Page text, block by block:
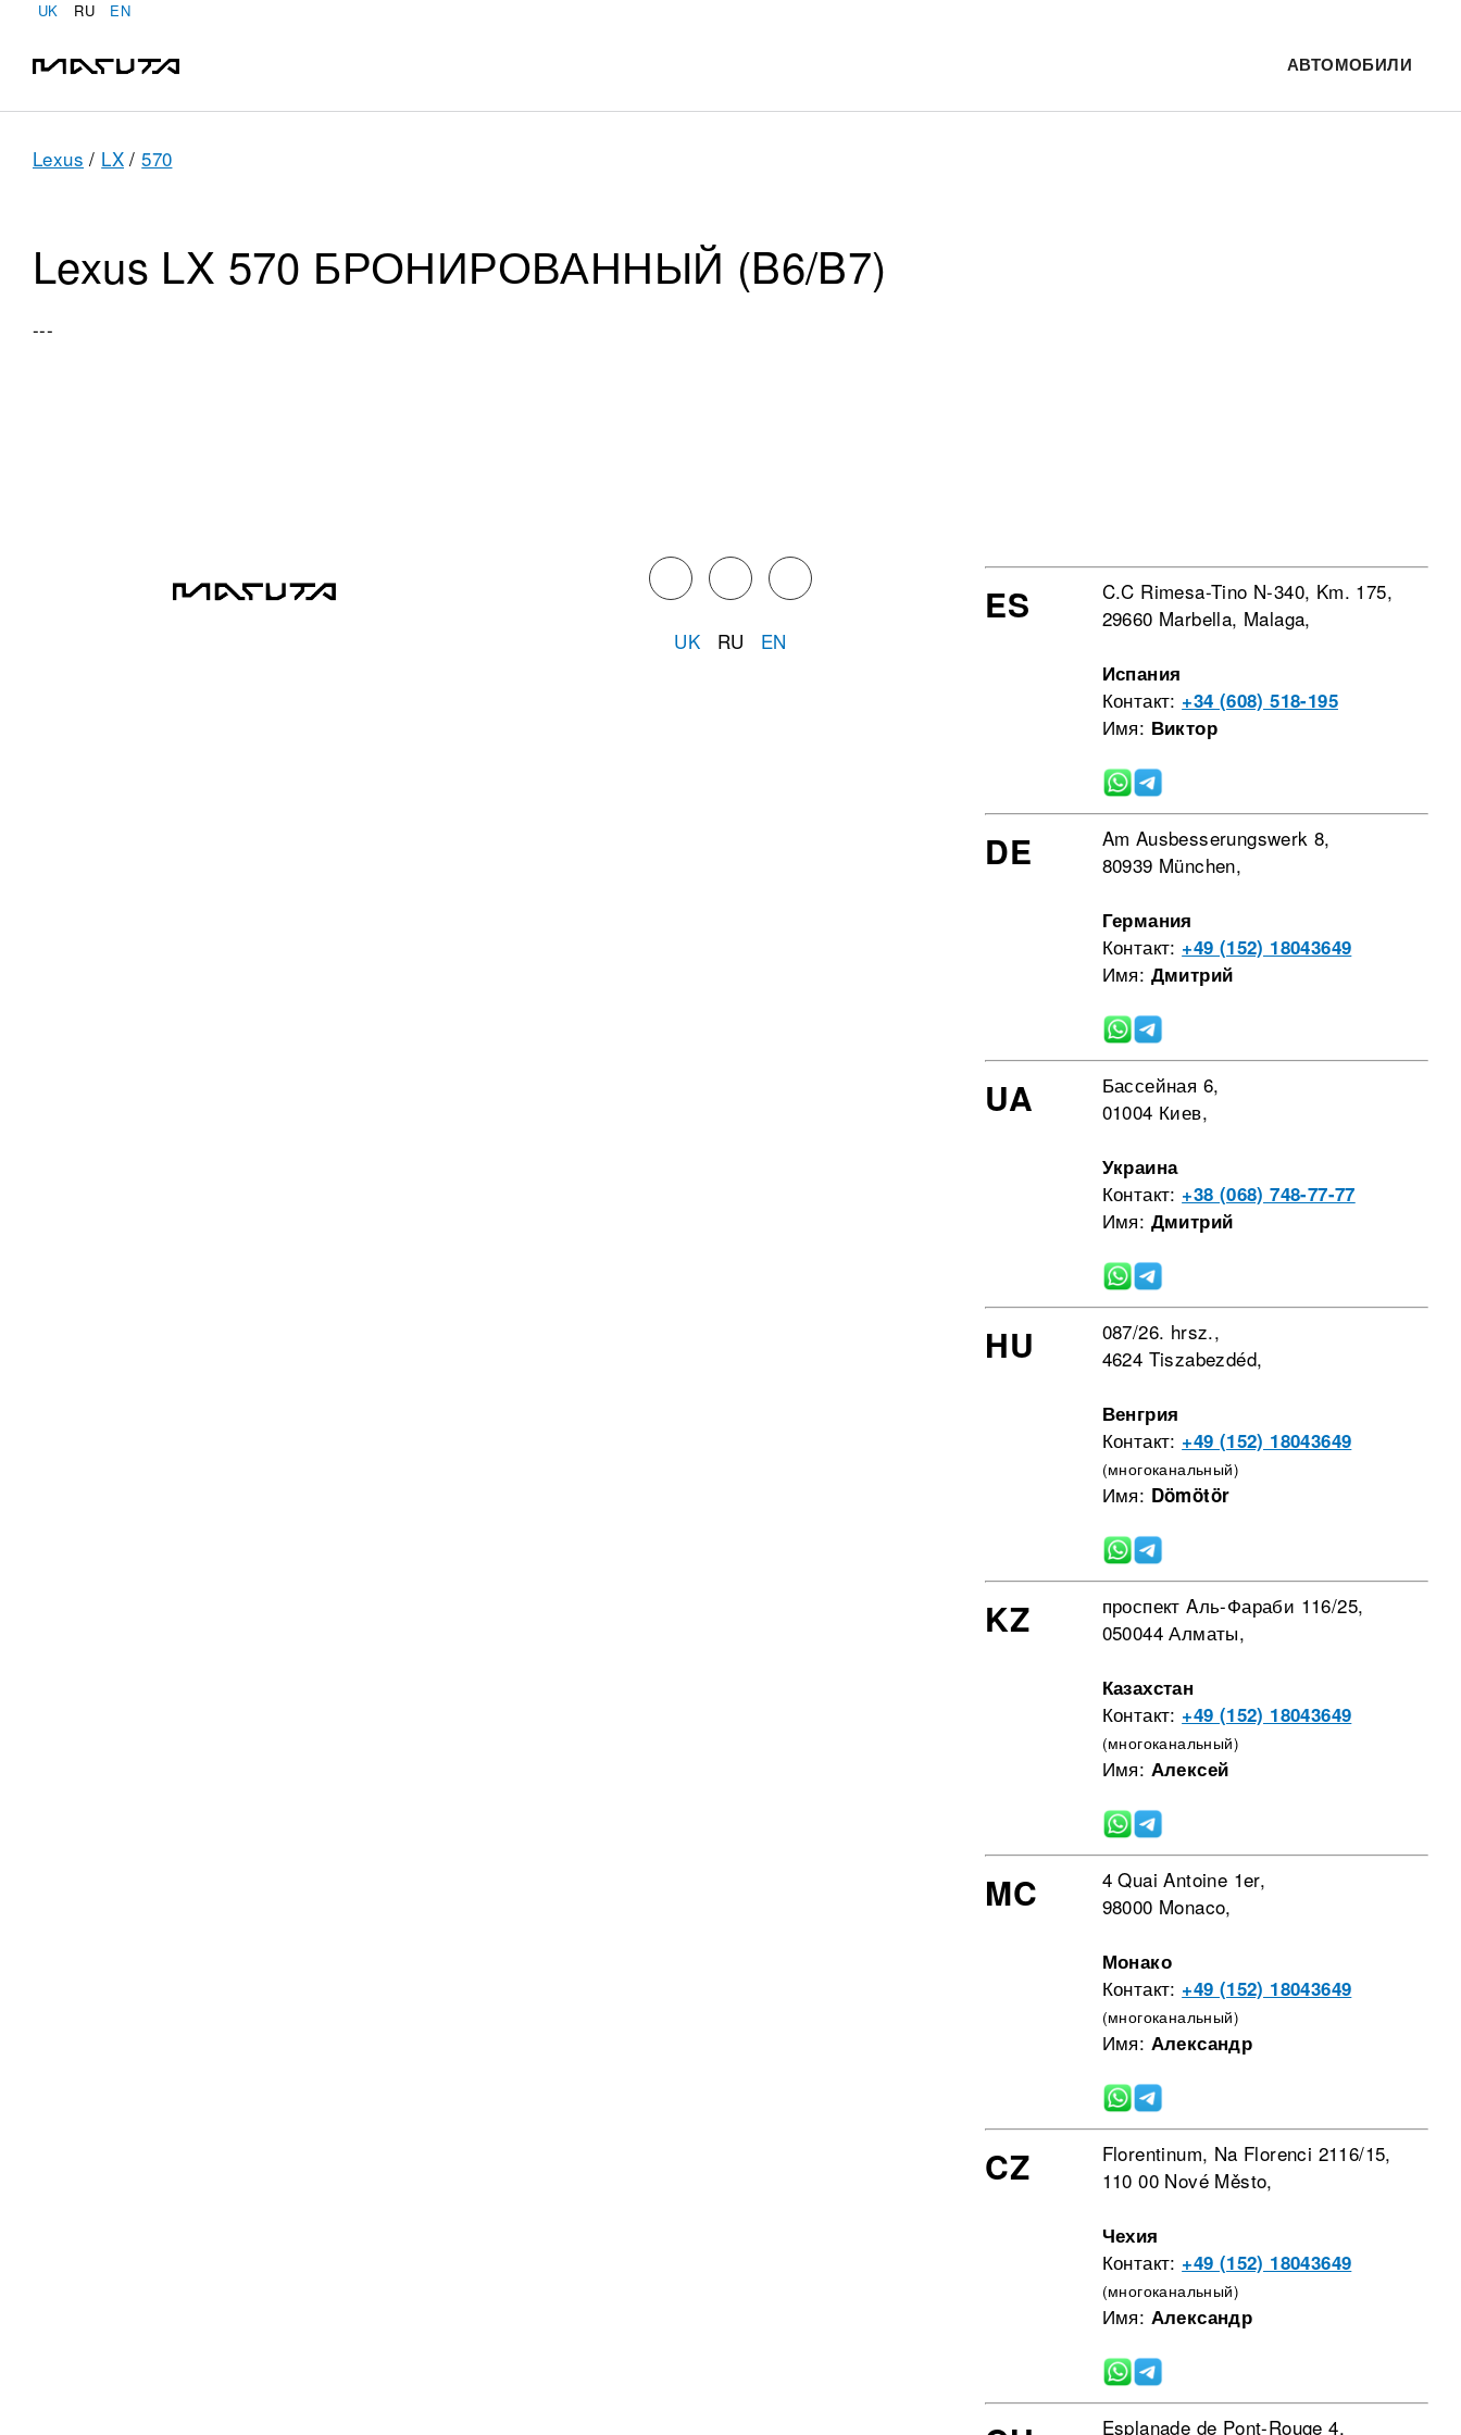
UK RU EN
АВТОМОБИЛИ
Lexus / LX / 570
Lexus LX 570 БРОНИРОВАННЫЙ (B6/B7)
---
UK RU EN
ES
C.C Rimesa-Tino N-340, Km. 175,
29660 Marbella, Malaga,
Испания
Контакт: +34 (608) 518-195
Имя: Виктор
DE
Am Ausbesserungswerk 8,
80939 München,
Германия
Контакт: +49 (152) 18043649
Имя: Дмитрий
UA
Бассейная 6,
01004 Киев,
Украина
Контакт: +38 (068) 748-77-77
Имя: Дмитрий
HU
087/26. hrsz.,
4624 Tiszabezdéd,
Венгрия
Контакт: +49 (152) 18043649
(многоканальный)
Имя: Dömötör
KZ
проспект Aль-Фараби 116/25,
050044 Алматы,
Казахстан
Контакт: +49 (152) 18043649
(многоканальный)
Имя: Алексей
MC
4 Quai Antoine 1er,
98000 Monaco,
Монако
Контакт: +49 (152) 18043649
(многоканальный)
Имя: Александр
CZ
Florentinum, Na Florenci 2116/15,
110 00 Nové Město,
Чехия
Контакт: +49 (152) 18043649
(многоканальный)
Имя: Александр
Esplanade de Pont-Rouge 4,